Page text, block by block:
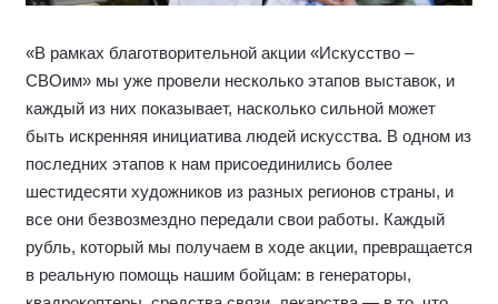
«В рамках благотворительной акции «Искусство –
СВОим» мы уже провели несколько этапов выставок, и
каждый из них показывает, насколько сильной может
быть искренняя инициатива людей искусства. В одном из
последних этапов к нам присоединились более
шестидесяти художников из разных регионов страны, и
все они безвозмездно передали свои работы. Каждый
рубль, который мы получаем в ходе акции, превращается
в реальную помощь нашим бойцам: в генераторы,